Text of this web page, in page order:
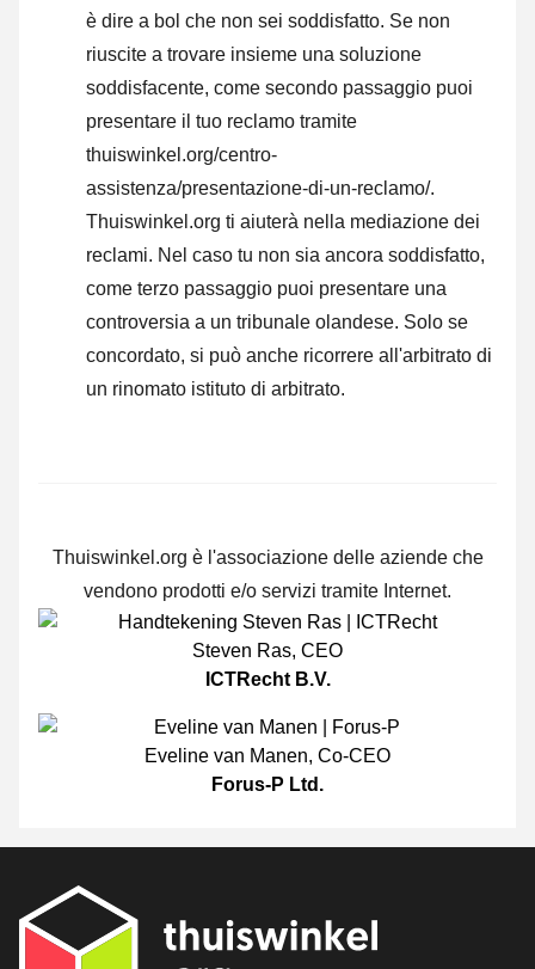
è dire a bol che non sei soddisfatto. Se non
riuscite a trovare insieme una soluzione
soddisfacente, come secondo passaggio puoi
presentare il tuo reclamo tramite
thuiswinkel.org/centro-
assistenza/presentazione-di-un-reclamo/.
Thuiswinkel.org ti aiuterà nella mediazione dei
reclami. Nel caso tu non sia ancora soddisfatto,
come terzo passaggio puoi presentare una
controversia a un tribunale olandese. Solo se
concordato, si può anche ricorrere all'arbitrato di
un rinomato istituto di arbitrato.
Thuiswinkel.org è l'associazione delle aziende che
vendono prodotti e/o servizi tramite Internet.
Steven Ras, CEO
ICTRecht B.V.
Eveline van Manen, Co-CEO
Forus-P Ltd.